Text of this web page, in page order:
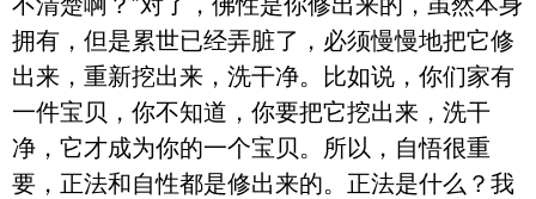
拥有，但是累世已经弄脏了，必须慢慢地把它修
出来，重新挖出来，洗干净。比如说，你们家有
一件宝贝，你不知道，你要把它挖出来，洗干
净，它才成为你的一个宝贝。所以，自悟很重
要，正法和自性都是修出来的。正法是什么？我